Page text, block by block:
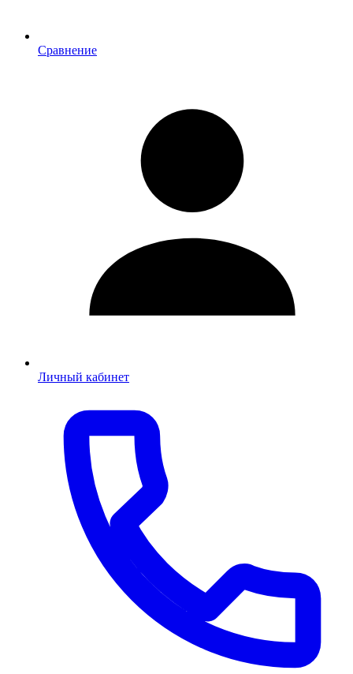
Сравнение
Личный кабинет